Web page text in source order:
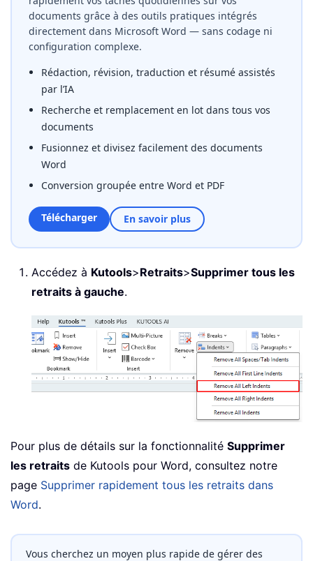
documents grâce à des outils pratiques intégrés
directement dans Microsoft Word — sans codage ni
configuration complexe.
Rédaction, révision, traduction et résumé assistés
par l’IA
Recherche et remplacement en lot dans tous vos
documents
Fusionnez et divisez facilement des documents
Word
Conversion groupée entre Word et PDF
Télécharger En savoir plus
Accédez à Kutools>Retraits>Supprimer tous les
retraits à gauche.
Pour plus de détails sur la fonctionnalité Supprimer
les retraits de Kutools pour Word, consultez notre
page Supprimer rapidement tous les retraits dans
Word.
Vous cherchez un moyen plus rapide de gérer des